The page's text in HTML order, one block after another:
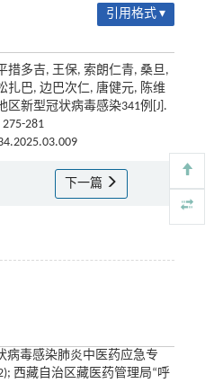
引用格式 ▾
措多吉, 王保, 索朗仁青, 桑旦,
扎巴, 边巴次仁, 唐健元, 陈维
区新型冠状病毒感染341例[J].
281
下一篇
病毒感染肺炎中医药应急专
2); 西藏自治区藏医药管理局“呼